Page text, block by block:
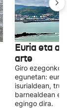
Euria eta
arte
Giro
egunetan: euri
isurialdean,
barnealdean
egingo dira.